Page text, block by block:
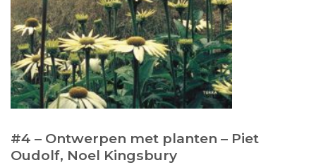
#4 – Ontwerpen met planten – Piet
Oudolf, Noel Kingsbury